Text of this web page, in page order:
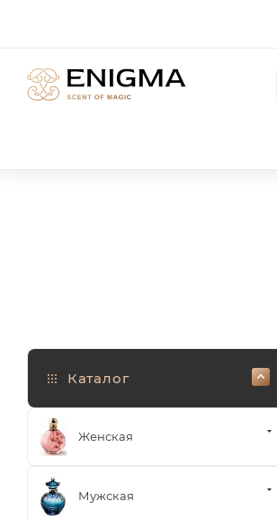
Каталог
Женская
Мужская